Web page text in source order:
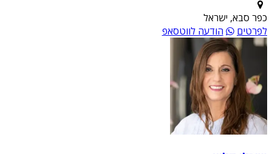
כפר סבא, ישראל
לפרטים
הודעה לווטסאפ